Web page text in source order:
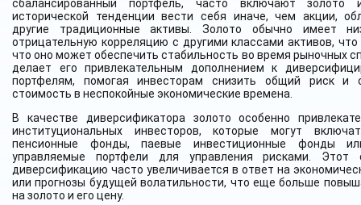
сбалансированный портфель, часто включают золото
исторической тенденции вести себя иначе, чем акции,
другие традиционные активы. Золото обычно имеет
отрицательную корреляцию с другими классами активов, что
что оно может обеспечить стабильность во время рыночных
делает его привлекательным дополнением к
портфелям, помогая инвесторам снизить общий риск и
стоимость в неспокойные экономические времена.
В качестве диверсификатора золото особенно
институциональных инвесторов, которые могут
пенсионные фонды, паевые инвестиционные фонды
управляемые портфели для управления рисками. Этот
диверсификацию часто увеличивается в ответ на
или прогнозы будущей волатильности, что еще больше
на золото и его цену.